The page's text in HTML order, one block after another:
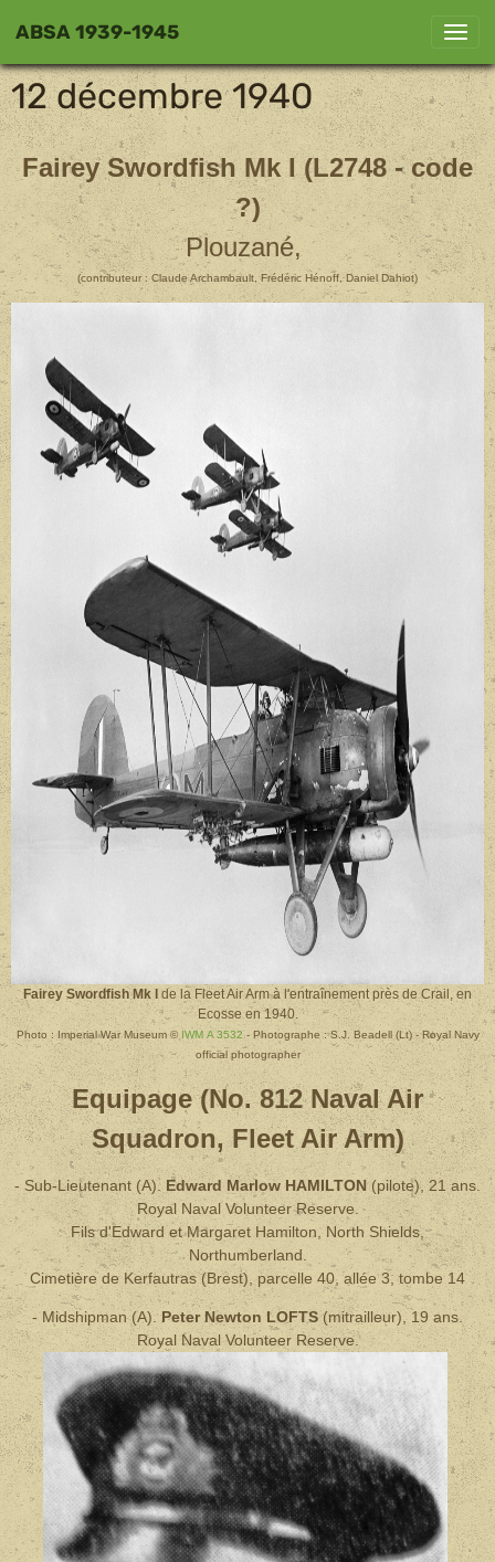
ABSA 1939-1945
12 décembre 1940
Fairey Swordfish Mk I(L2748 - code
?)
Plouzané,
(contributeur : Claude Archambault, Frédéric Hénoff, Daniel Dahiot)
Fairey Swordfish Mk Ide la Fleet Air Arm à l'entraînement près de Crail, en
Ecosse en 1940.
Photo : Imperial War Museum © IWM A 3532- Photographe : S.J. Beadell (Lt) - Royal Navy
official photographer
Equipage (No. 812 Naval Air
Squadron, Fleet Air Arm)
- Sub-Lieutenant (A). Edward Marlow HAMILTON(pilote), 21 ans.
Royal Naval Volunteer Reserve.
Fils d'Edward et Margaret Hamilton, North Shields,
Northumberland.
Cimetière de Kerfautras (Brest), parcelle 40, allée 3, tombe 14
- Midshipman (A).Peter Newton LOFTS(mitrailleur) , 19 ans.
Royal Naval Volunteer Reserve.